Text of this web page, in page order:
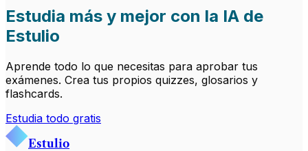
Estudia más y mejor con la IA de
Estulio
Aprende todo lo que necesitas para aprobar tus
exámenes. Crea tus propios quizzes, glosarios y
flashcards.
Estudia todo gratis
Estulio